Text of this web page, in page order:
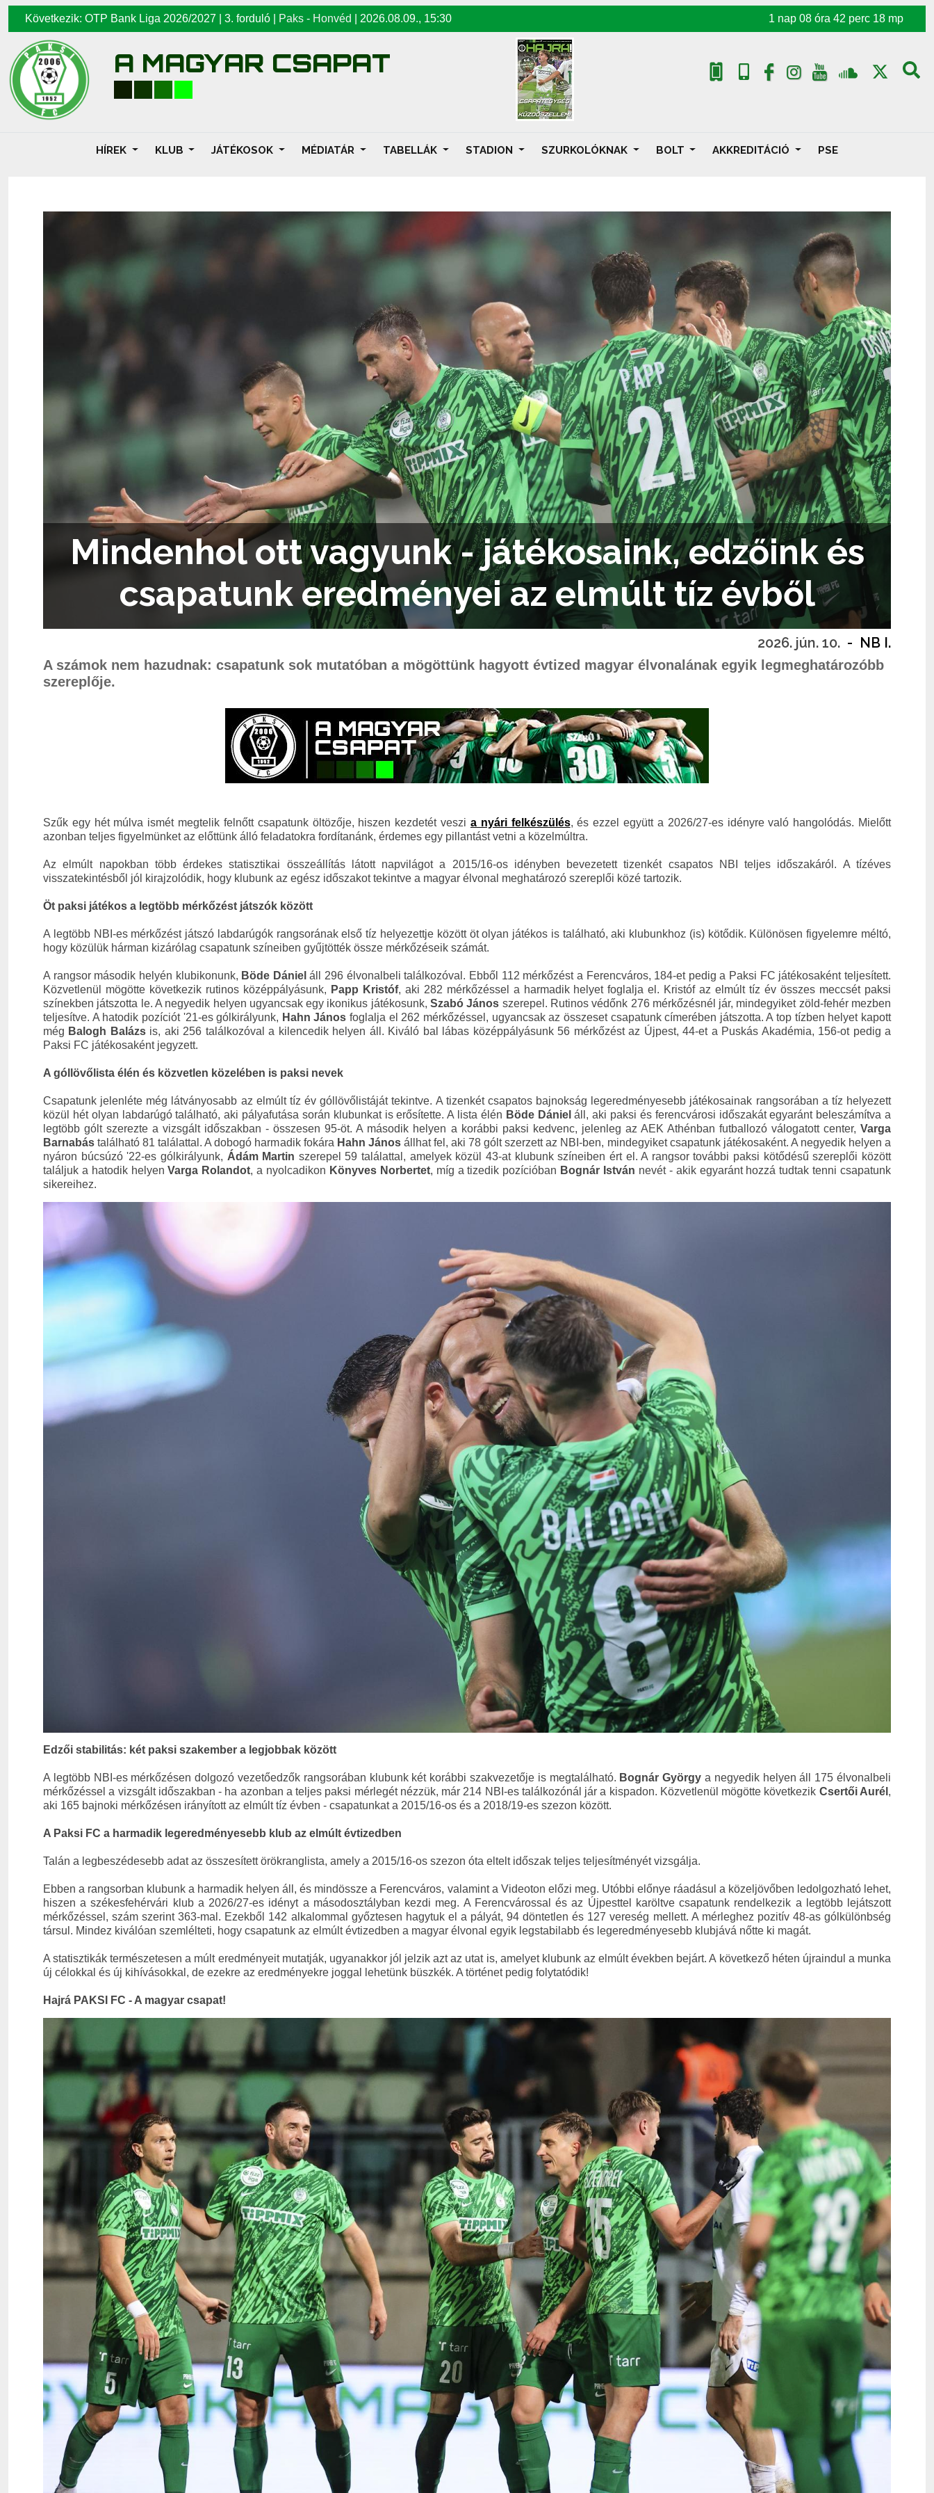
Következik: OTP Bank Liga 2026/2027 | 3. forduló | Paks - Honvéd 2026.08.09., 15:30 1 nap 08 óra 42 perc 16 mp
A MAGYAR CSAPAT
HÍREK KLUB JÁTÉKOSOK MÉDIATÁR TABELLÁK STADION SZURKOLÓKNAK BOLT AKKREDITÁCIÓ PSE
Mindenhol ott vagyunk - játékosaink, edzőink és
csapatunk eredményei az elmúlt tíz évből
2026. jún. 10. - NB I.
A számok nem hazudnak: csapatunk sok mutatóban a mögöttünk hagyott évtized magyar élvonalának egyik legmeghatározóbb
szereplője.
Szűk egy hét múlva ismét megtelik felnőtt csapatunk öltözője, hiszen kezdetét veszi a nyári felkészülés, és ezzel együtt a 2026/27-es idényre való hangolódás. Mielőtt
azonban teljes figyelmünket az előttünk álló feladatokra fordítanánk, érdemes egy pillantást vetni a közelmúltra.
Az elmúlt napokban több érdekes statisztikai összeállítás látott napvilágot a 2015/16-os idényben bevezetett tizenkét csapatos NBI teljes időszakáról. A tízéves
visszatekintésből jól kirajzolódik, hogy klubunk az egész időszakot tekintve a magyar élvonal meghatározó szereplői közé tartozik.
Öt paksi játékos a legtöbb mérkőzést játszók között
A legtöbb NBI-es mérkőzést játszó labdarúgók rangsorának első tíz helyezettje között öt olyan játékos is található, aki klubunkhoz (is) kötődik. Különösen figyelemre méltó,
hogy közülük hárman kizárólag csapatunk színeiben gyűjtötték össze mérkőzéseik számát.
A rangsor második helyén klubikonunk, Böde Dániel áll 296 élvonalbeli találkozóval. Ebből 112 mérkőzést a Ferencváros, 184-et pedig a Paksi FC játékosaként teljesített.
Közvetlenül mögötte következik rutinos középpályásunk, Papp Kristóf, aki 282 mérkőzéssel a harmadik helyet foglalja el. Kristóf az elmúlt tíz év összes meccsét paksi
színekben játszotta le. A negyedik helyen ugyancsak egy ikonikus játékosunk, Szabó János szerepel. Rutinos védőnk 276 mérkőzésnél jár, mindegyiket zöld-fehér mezben
teljesítve. A hatodik pozíciót '21-es gólkirályunk, Hahn János foglalja el 262 mérkőzéssel, ugyancsak az összeset csapatunk címerében játszotta. A top tízben helyet kapott
még Balogh Balázsis, aki 256 találkozóval a kilencedik helyen áll. Kiváló bal lábas középpályásunk 56 mérkőzést az Újpest, 44-et a Puskás Akadémia, 156-ot pedig a
Paksi FC játékosaként jegyzett.
A góllövőlista élén és közvetlen közelében is paksi nevek
Csapatunk jelenléte még látványosabb az elmúlt tíz év góllövőlistáját tekintve. A tizenkét csapatos bajnokság legeredményesebb játékosainak rangsorában a tíz helyezett
közül hét olyan labdarúgó található, aki pályafutása során klubunkat is erősítette. A lista élén Böde Dániel áll, aki paksi és ferencvárosi időszakát egyaránt beleszámítva a
legtöbb gólt szerezte a vizsgált időszakban - összesen 95-öt. A második helyen a korábbi paksi kedvenc, jelenleg az AEK Athénban futballozó válogatott center, Varga
Barnabás található 81 találattal. A dobogó harmadik fokára Hahn Jánosállhat fel, aki 78 gólt szerzett az NBI-ben, mindegyiket csapatunk játékosaként. A negyedik helyen a
nyáron búcsúzó '22-es gólkirályunk, Ádám Martin szerepel 59 találattal, amelyek közül 43-at klubunk színeiben ért el. A rangsor további paksi kötődésű szereplői között
találjuk a hatodik helyenVarga Rolandot, a nyolcadikon Könyves Norbertet, míg a tizedik pozícióban Bognár István nevét - akik egyaránt hozzá tudtak tenni csapatunk
sikereihez.
Edzői stabilitás: két paksi szakember a legjobbak között
A legtöbb NBI-es mérkőzésen dolgozó vezetőedzők rangsorában klubunk két korábbi szakvezetője is megtalálható. Bognár György a negyedik helyen áll 175 élvonalbeli
mérkőzéssel a vizsgált időszakban - ha azonban a teljes paksi mérlegét nézzük, már 214 NBI-es találkozónál jár a kispadon. Közvetlenül mögötte következik Csertői Aurél ,
aki 165 bajnoki mérkőzésen irányított az elmúlt tíz évben - csapatunkat a 2015/16-os és a 2018/19-es szezon között.
A Paksi FC a harmadik legeredményesebb klub az elmúlt évtizedben
Talán a legbeszédesebb adat az összesített örökranglista, amely a 2015/16-os szezon óta eltelt időszak teljes teljesítményét vizsgálja.
Ebben a rangsorban klubunk a harmadik helyen áll, és mindössze a Ferencváros, valamint a Videoton előzi meg. Utóbbi előnye ráadásul a közeljövőben ledolgozható lehet,
hiszen a székesfehérvári klub a 2026/27-es idényt a másodosztályban kezdi meg. A Ferencvárossal és az Újpesttel karöltve csapatunk rendelkezik a legtöbb lejátszott
mérkőzéssel, szám szerint 363-mal. Ezekből 142 alkalommal győztesen hagytuk el a pályát, 94 döntetlen és 127 vereség mellett. A mérleghez pozitív 48-as gólkülönbség
társul. Mindez kiválóan szemlélteti, hogy csapatunk az elmúlt évtizedben a magyar élvonal egyik legstabilabb és legeredményesebb klubjává nőtte ki magát.
A statisztikák természetesen a múlt eredményeit mutatják, ugyanakkor jól jelzik azt az utat is, amelyet klubunk az elmúlt években bejárt. A következő héten újraindul a munka
új célokkal és új kihívásokkal, de ezekre az eredményekre joggal lehetünk büszkék. A történet pedig folytatódik!
Hajrá PAKSI FC - A magyar csapat!